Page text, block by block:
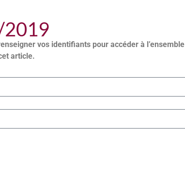
2019
vos identifiants pour accéder à
article.